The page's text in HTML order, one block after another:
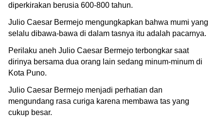
diperkirakan berusia 600-800 tahun.
Julio Caesar Bermejo mengungkapkan bahwa mumi yang
selalu dibawa-bawa di dalam tasnya itu adalah pacarnya.
Perilaku aneh Julio Caesar Bermejo terbongkar saat
dirinya bersama dua orang lain sedang minum-minum di
Kota Puno.
Julio Caesar Bermejo menjadi perhatian dan
mengundang rasa curiga karena membawa tas yang
cukup besar.